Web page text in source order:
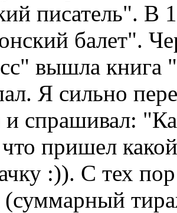
писатель". В
балет".
вышла книга
Я сильно
спрашивал:
что пришел
:)). С тех